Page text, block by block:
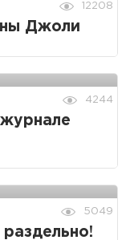
12208
Джоли
4244
5049